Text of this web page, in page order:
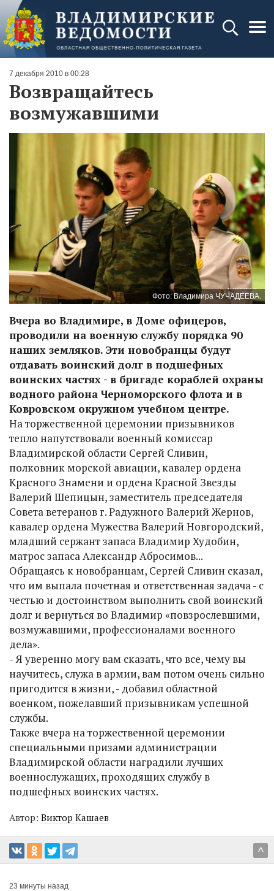
7 декабря 2010 в 00:28
Возвращайтесь
возмужавшими
Фото: Владимира ЧУЧАДЕЕВА.
Вчера во Владимире, в Доме офицеров,
проводили на военную службу порядка 90
наших земляков. Эти новобранцы будут
отдавать воинский долг в подшефных
воинских частях - в бригаде кораблей охраны
водного района Черноморского флота и в
Ковровском окружном учебном центре.
На торжественной церемонии призывников
тепло напутствовали военный комиссар
Владимирской области Сергей Сливин,
полковник морской авиации, кавалер ордена
Красного Знамени и ордена Красной Звезды
Валерий Шепицын, заместитель председателя
Совета ветеранов г. Радужного Валерий Жернов,
кавалер ордена Мужества Валерий Новгородский,
младший сержант запаса Владимир Худобин,
матрос запаса Александр Абросимов...
Обращаясь к новобранцам, Сергей Сливин сказал,
что им выпала почетная и ответственная задача - с
честью и достоинством выполнить свой воинский
долг и вернуться во Владимир «повзрослевшими,
возмужавшими, профессионалами военного
дела».
- Я уверенно могу вам сказать, что все, чему вы
научитесь, служа в армии, вам потом очень сильно
пригодится в жизни, - добавил областной
военком, пожелавший призывникам успешной
службы.
Также вчера на торжественной церемонии
специальными призами администрации
Владимирской области наградили лучших
военнослужащих, проходящих службу в
подшефных воинских частях.
Автор: Виктор Кашаев
^
23 минуты назад